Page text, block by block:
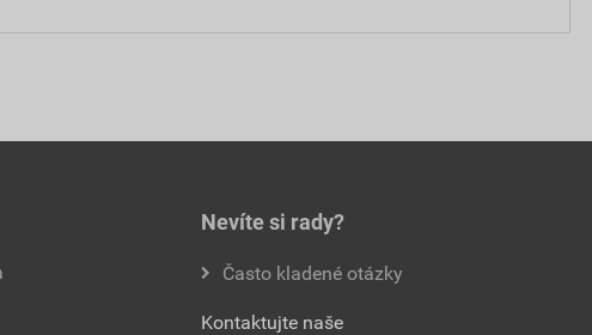
Nevíte si rady?
Často kladené otázky
Kontaktujte naše